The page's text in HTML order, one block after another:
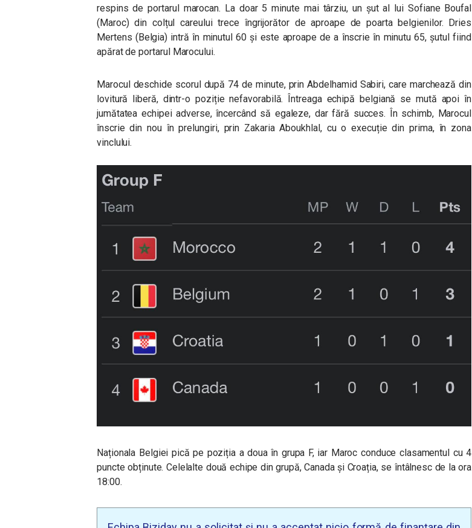
respins de portarul marocan. La doar 5 minute mai târziu, un șut al lui Sofiane Boufal
(Maroc) din colțul careului trece îngrijorător de aproape de poarta belgienilor. Dries
Mertens (Belgia) intră în minutul 60 și este aproape de a înscrie în minutu 65, șutul fiind
apărat de portarul Marocului.
Marocul deschide scorul după 74 de minute, prin Abdelhamid Sabiri, care marchează din
lovitură liberă, dintr-o poziție nefavorabilă. Întreaga echipă belgiană se mută apoi în
jumătatea echipei adverse, încercând să egaleze, dar fără succes. În schimb, Marocul
înscrie din nou în prelungiri, prin Zakaria Aboukhlal, cu o execuție din prima, în zona
vinclului.
Naționala Belgiei pică pe poziția a doua în grupa F, iar Maroc conduce clasamentul cu 4
puncte obținute. Celelalte două echipe din grupă, Canada și Croația, se întâlnesc de la ora
18:00.